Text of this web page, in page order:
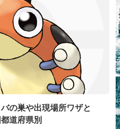
の巣や出現場所ワザと
道府県別